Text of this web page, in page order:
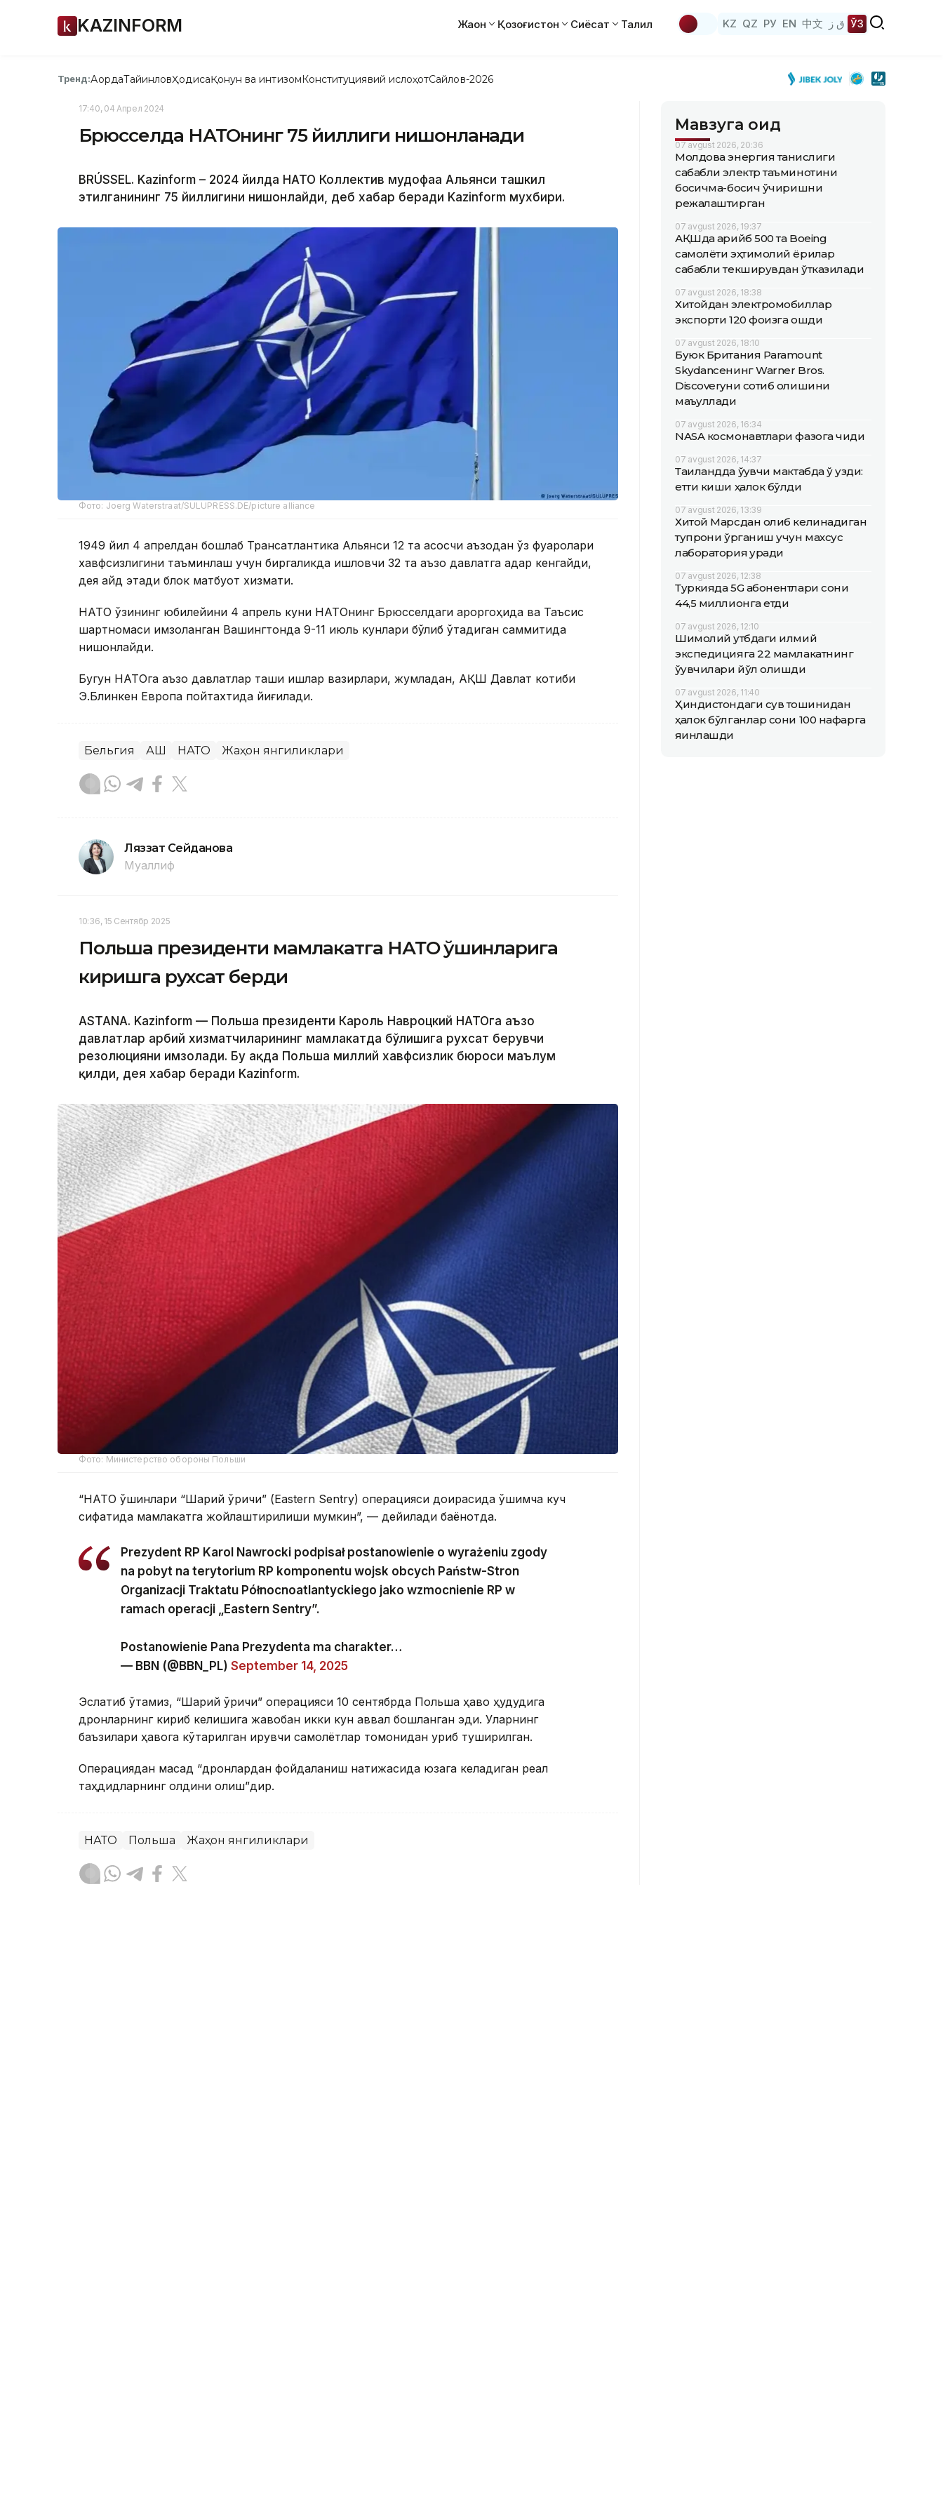
KAZINFORM Жаҳон Қозоғистон Сиёсат Таҳлил KZ QZ РУ EN 中文 ق ز ЎЗ
Тренд:АқордаТайинловҲодисаҚонун ва интизомКонституциявий ислоҳотСайлов-2026
17:40, 04 Апрел 2024
Брюсселда НАТОнинг 75 йиллиги нишонланади
BRÚSSEL. Kazinform – 2024 йилда НАТО Коллектив мудофаа Альянси ташкил
этилганининг 75 йиллигини нишонлайди, деб хабар беради Kazinform мухбири.
Фото: Joerg Waterstraat/SULUPRESS.DE/picture alliance
1949 йил 4 апрелдан бошлаб Трансатлантика Альянси 12 та асосчи аъзодан ўз фуқаролари
хавфсизлигини таъминлаш учун биргаликда ишловчи 32 та аъзо давлатга қадар кенгайди,
дея қайд этади блок матбуот хизмати.
НАТО ўзининг юбилейини 4 апрель куни НАТОнинг Брюсселдаги қароргоҳида ва Таъсис
шартномаси имзоланган Вашингтонда 9-11 июль кунлари бўлиб ўтадиган саммитида
нишонлайди.
Бугун НАТОга аъзо давлатлар ташқи ишлар вазирлари, жумладан, АҚШ Давлат котиби
Э.Блинкен Европа пойтахтида йиғилади.
Бельгия АҚШ НАТО Жаҳон янгиликлари
Ляззат Сейданова
Муаллиф
10:36, 15 Сентябр 2025
Польша президенти мамлакатга НАТО қўшинларига
киришга рухсат берди
ASTANA. Kazinform — Польша президенти Кароль Навроцкий НАТОга аъзо
давлатлар ҳарбий хизматчиларининг мамлакатда бўлишига рухсат берувчи
резолюцияни имзолади. Бу ҳақда Польша миллий хавфсизлик бюроси маълум
қилди, дея хабар беради Kazinform.
Фото: Министерство обороны Польши
“НАТО қўшинлари “Шарқий қўриқчи” (Eastern Sentry) операцияси доирасида қўшимча куч
сифатида мамлакатга жойлаштирилиши мумкин”, — дейилади баёнотда.
Prezydent RP Karol Nawrocki podpisał postanowienie o wyrażeniu zgody
na pobyt na terytorium RP komponentu wojsk obcych Państw-Stron
Organizacji Traktatu Północnoatlantyckiego jako wzmocnienie RP w
ramach operacji „Eastern Sentry”.
Postanowienie Pana Prezydenta ma charakter…
— BBN (@BBN_PL) September 14, 2025
Эслатиб ўтамиз, “Шарқий қўриқчи” операцияси 10 сентябрда Польша ҳаво ҳудудига
дронларнинг кириб келишига жавобан икки кун аввал бошланган эди. Уларнинг
баъзилари ҳавога кўтарилган қирувчи самолётлар томонидан уриб туширилган.
Операциядан мақсад “дронлардан фойдаланиш натижасида юзага келадиган реал
таҳдидларнинг олдини олиш”дир.
НАТО Польша Жаҳон янгиликлари
Мавзуга оид
07 avgust 2026, 20:36
Молдова энергия танқислиги
сабабли электр таъминотини
босқичма-босқич ўчиришни
режалаштирган
07 avgust 2026, 19:37
АҚШда қарийб 500 та Boeing
самолёти эҳтимолий ёриқлар
сабабли текширувдан ўтказилади
07 avgust 2026, 18:38
Хитойдан электромобиллар
экспорти 120 фоизга ошди
07 avgust 2026, 18:10
Буюк Британия Paramount
Skydanceнинг Warner Bros.
Discoveryни сотиб олишини
маъқуллади
07 avgust 2026, 16:34
NASA космонавтлари фазога чиқди
07 avgust 2026, 14:37
Таиландда ўқувчи мактабда ўқ узди:
етти киши ҳалок бўлди
07 avgust 2026, 13:39
Хитой Марсдан олиб келинадиган
тупроқни ўрганиш учун махсус
лаборатория қуради
07 avgust 2026, 12:38
Туркияда 5G абонентлари сони
44,5 миллионга етди
07 avgust 2026, 12:10
Шимолий қутбдаги илмий
экспедицияга 22 мамлакатнинг
ўқувчилари йўл олишди
07 avgust 2026, 11:40
Ҳиндистондаги сув тошқинидан
ҳалок бўлганлар сони 100 нафарга
яқинлашди